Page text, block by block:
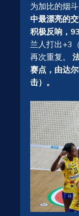
为加比的烟
中最漂亮的
积极反响，
兰人打出+3
再次重复。
赛点，由达
击）。